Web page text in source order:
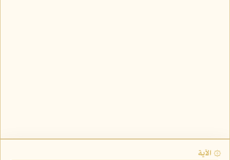
۞ الآية